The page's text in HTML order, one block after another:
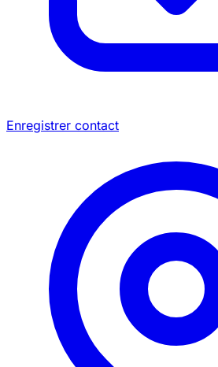
Enregistrer contact